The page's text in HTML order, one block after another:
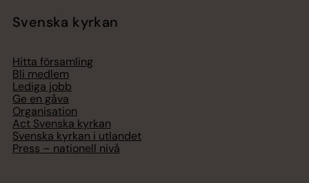
Svenska kyrkan
Hitta församling
Bli medlem
Lediga jobb
Ge en gåva
Organisation
Act Svenska kyrkan
Svenska kyrkan i utlandet
Press – nationell nivå